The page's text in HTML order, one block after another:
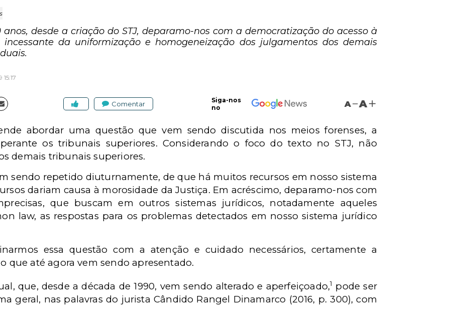
desde a criação do STJ, deparamo-nos com a democratização do acesso à
da uniformização e homogeneização dos julgamentos dos demais
Comentar
Siga-nos
no
A A
abordar uma questão que vem sendo discutida nos meios forenses, a
os tribunais superiores. Considerando o foco do texto no STJ, não
demais tribunais superiores.
sendo repetido diuturnamente, de que há muitos recursos em nosso sistema
dariam causa à morosidade da Justiça. Em acréscimo, deparamo-nos com
que buscam em outros sistemas jurídicos, notadamente aqueles
law, as respostas para os problemas detectados em nosso sistema jurídico
essa questão com a atenção e cuidado necessários, certamente a
que até agora vem sendo apresentado.
que, desde a década de 1990, vem sendo alterado e aperfeiçoado,1 pode ser
geral, nas palavras do jurista Cândido Rangel Dinamarco (2016, p. 300), com